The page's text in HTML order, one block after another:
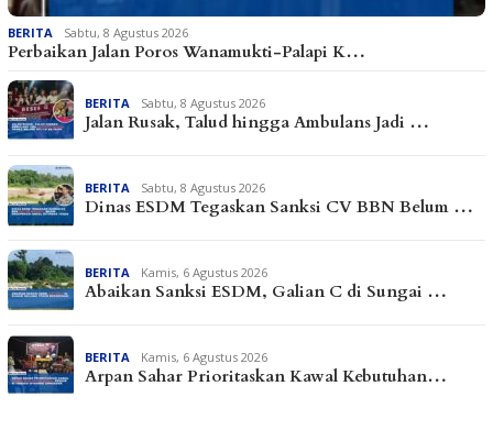
BERITA Sabtu, 8 Agustus 2026
Perbaikan Jalan Poros Wanamukti-Palapi K…
BERITA Sabtu, 8 Agustus 2026
Jalan Rusak, Talud hingga Ambulans Jadi …
BERITA Sabtu, 8 Agustus 2026
Dinas ESDM Tegaskan Sanksi CV BBN Belum …
BERITA Kamis, 6 Agustus 2026
Abaikan Sanksi ESDM, Galian C di Sungai …
BERITA Kamis, 6 Agustus 2026
Arpan Sahar Prioritaskan Kawal Kebutuhan…